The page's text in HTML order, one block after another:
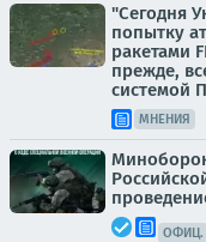
"Сегодня
попытку
ракетами
прежде,
системой
МНЕНИЯ
ОФИЦ.